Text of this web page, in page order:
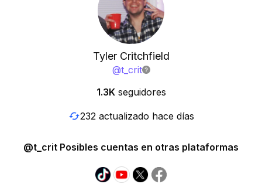
Tyler Critchfield
@t_crit
1.3K seguidores
232 actualizado hace días
@t_crit Posibles cuentas en otras plataformas